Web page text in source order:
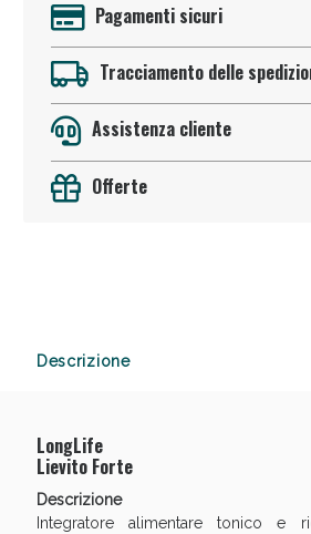
Pagamenti sicuri
Tracciamento delle
Assistenza cliente
Offerte
Descrizione
LongLife
Lievito Forte
Descrizione
Integratore alimentare tonico e
Anticellulite e Fanghi: Sconto
oggi!